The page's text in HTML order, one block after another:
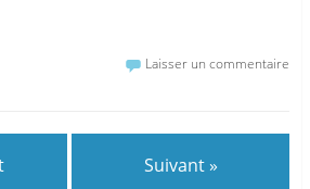
Laisser un commentaire
Suivant »